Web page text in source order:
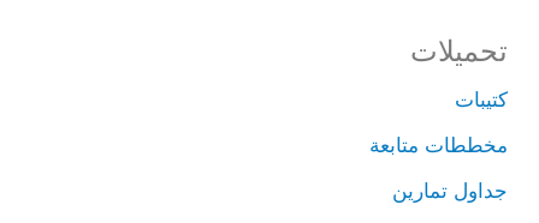
تحميلات
كتيبات
مخططات متابعة
جداول تمارين